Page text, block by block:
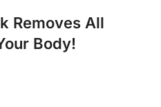
Removes All
Body!